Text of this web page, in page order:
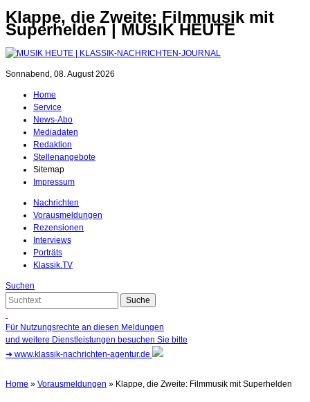
Klappe, die Zweite: Filmmusik mit
Superhelden | MUSIK HEUTE
Sonnabend, 08. August 2026
Home
Service
News-Abo
Mediadaten
Redaktion
Stellenangebote
Sitemap
Impressum
Nachrichten
Vorausmeldungen
Rezensionen
Interviews
Porträts
Klassik.TV
Suchen
Für Nutzungsrechte an diesen Meldungen
und weitere Dienstleistungen besuchen Sie bitte
➜ www.klassik-nachrichten-agentur.de
Home » Vorausmeldungen » Klappe, die Zweite: Filmmusik mit Superhelden